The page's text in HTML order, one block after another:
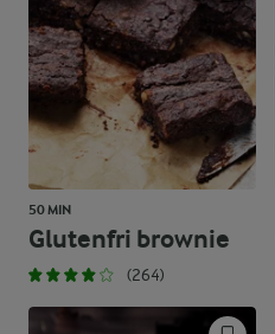
50 MIN
Glutenfri brownie
(264)